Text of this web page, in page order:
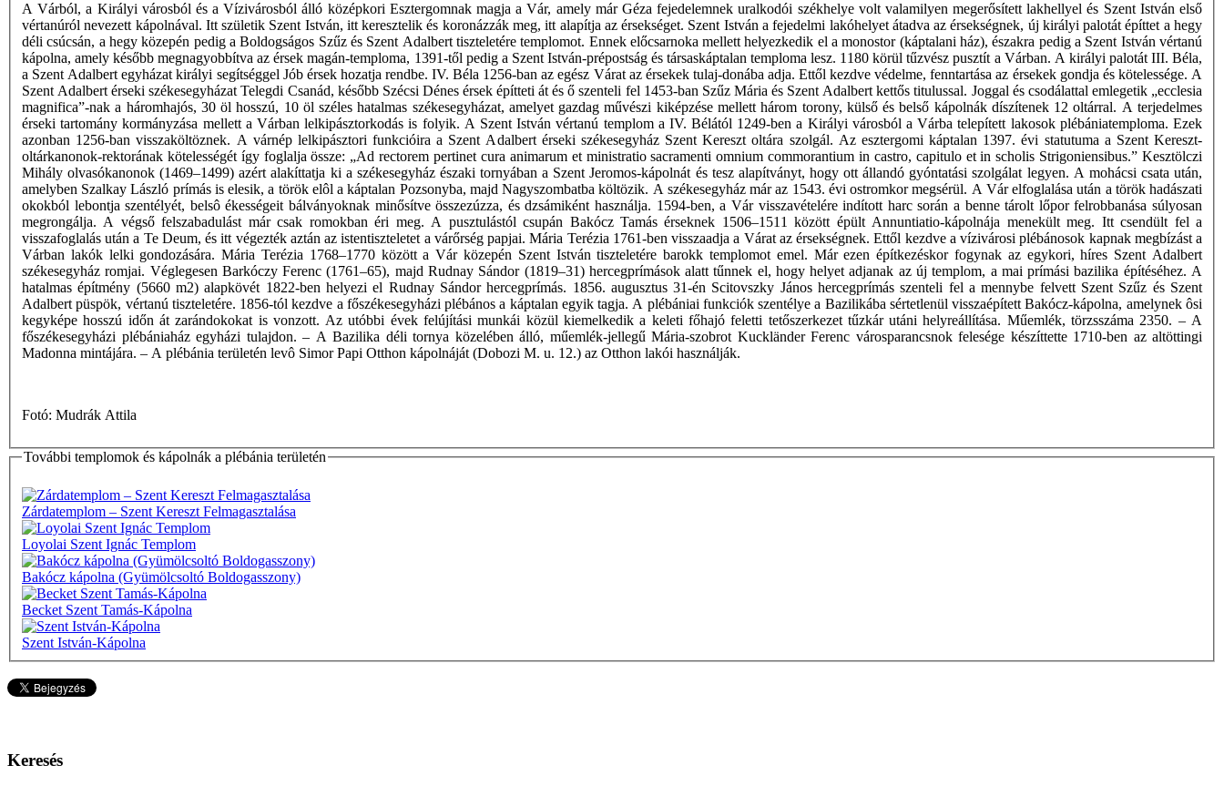
A Várból, a Királyi városból és a Vízivárosból álló középkori Esztergomnak magja a Vár, amely már Géza fejedelemnek uralkodói székhelye volt valamilyen megerősített lakhellyel és Szent István első
vértanúról nevezett kápolnával. Itt születik Szent István, itt keresztelik és koronázzák meg, itt alapítja az érsekséget. Szent István a fejedelmi lakóhelyet átadva az érsekségnek, új királyi palotát építtet a hegy
déli csúcsán, a hegy közepén pedig a Boldogságos Szűz és Szent Adalbert tiszteletére templomot. Ennek előcsarnoka mellett helyezkedik el a monostor (káptalani ház), északra pedig a Szent István vértanú
kápolna, amely később megnagyobbítva az érsek magán-temploma, 1391-től pedig a Szent István-prépostság és társaskáptalan temploma lesz. 1180 körül tűzvész pusztít a Várban. A királyi palotát III. Béla,
a Szent Adalbert egyházat királyi segítséggel Jób érsek hozatja rendbe. IV. Béla 1256-ban az egész Várat az érsekek tulaj-donába adja. Ettől kezdve védelme, fenntartása az érsekek gondja és kötelessége. A
Szent Adalbert érseki székesegyházat Telegdi Csanád, később Szécsi Dénes érsek építteti át és ő szenteli fel 1453-ban Szűz Mária és Szent Adalbert kettős titulussal. Joggal és csodálattal emlegetik „ecclesia
magnifica”-nak a háromhajós, 30 öl hosszú, 10 öl széles hatalmas székesegyházat, amelyet gazdag művészi kiképzése mellett három torony, külső és belső kápolnák díszítenek 12 oltárral. A terjedelmes
érseki tartomány kormányzása mellett a Várban lelkipásztorkodás is folyik. A Szent István vértanú templom a IV. Bélától 1249-ben a Királyi városból a Várba telepített lakosok plébániatemploma. Ezek
azonban 1256-ban visszaköltöznek. A várnép lelkipásztori funkcióira a Szent Adalbert érseki székesegyház Szent Kereszt oltára szolgál. Az esztergomi káptalan 1397. évi statutuma a Szent Kereszt-
oltárkanonok-rektorának kötelességét így foglalja össze: „Ad rectorem pertinet cura animarum et ministratio sacramenti omnium commorantium in castro, capitulo et in scholis Strigoniensibus.” Kesztölczi
Mihály olvasókanonok (1469–1499) azért alakíttatja ki a székesegyház északi tornyában a Szent Jeromos-kápolnát és tesz alapítványt, hogy ott állandó gyóntatási szolgálat legyen. A mohácsi csata után,
amelyben Szalkay László prímás is elesik, a török elôl a káptalan Pozsonyba, majd Nagyszombatba költözik. A székesegyház már az 1543. évi ostromkor megsérül. A Vár elfoglalása után a török hadászati
okokból lebontja szentélyét, belsô ékességeit bálványoknak minősítve összezúzza, és dzsámiként használja. 1594-ben, a Vár visszavételére indított harc során a benne tárolt lőpor felrobbanása súlyosan
megrongálja. A végső felszabadulást már csak romokban éri meg. A pusztulástól csupán Bakócz Tamás érseknek 1506–1511 között épült Annuntiatio-kápolnája menekült meg. Itt csendült fel a
visszafoglalás után a Te Deum, és itt végezték aztán az istentiszteletet a várőrség papjai. Mária Terézia 1761-ben visszaadja a Várat az érsekségnek. Ettől kezdve a vízivárosi plébánosok kapnak megbízást a
Várban lakók lelki gondozására. Mária Terézia 1768–1770 között a Vár közepén Szent István tiszteletére barokk templomot emel. Már ezen építkezéskor fogynak az egykori, híres Szent Adalbert
székesegyház romjai. Véglegesen Barkóczy Ferenc (1761–65), majd Rudnay Sándor (1819–31) hercegprímások alatt tűnnek el, hogy helyet adjanak az új templom, a mai prímási bazilika építéséhez. A
hatalmas építmény (5660 m2) alapkövét 1822-ben helyezi el Rudnay Sándor hercegprímás. 1856. augusztus 31-én Scitovszky János hercegprímás szenteli fel a mennybe felvett Szent Szűz és Szent
Adalbert püspök, vértanú tiszteletére. 1856-tól kezdve a főszékesegyházi plébános a káptalan egyik tagja. A plébániai funkciók szentélye a Bazilikába sértetlenül visszaépített Bakócz-kápolna, amelynek ôsi
kegyképe hosszú időn át zarándokokat is vonzott. Az utóbbi évek felújítási munkái közül kiemelkedik a keleti főhajó feletti tetőszerkezet tűzkár utáni helyreállítása. Műemlék, törzsszáma 2350. – A
főszékesegyházi plébániaház egyházi tulajdon. – A Bazilika déli tornya közelében álló, műemlék-jellegű Mária-szobrot Kuckländer Ferenc városparancsnok felesége készíttette 1710-ben az altöttingi
Madonna mintájára. – A plébánia területén levô Simor Papi Otthon kápolnáját (Dobozi M. u. 12.) az Otthon lakói használják.
Fotó: Mudrák Attila
További templomok és kápolnák a plébánia területén
Zárdatemplom – Szent Kereszt Felmagasztalása
Loyolai Szent Ignác Templom
Bakócz kápolna (Gyümölcsoltó Boldogasszony)
Becket Szent Tamás-Kápolna
Szent István-Kápolna
Keresés